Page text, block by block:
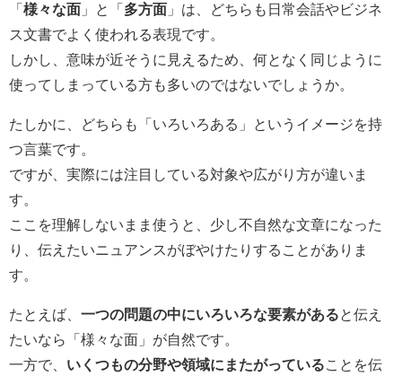
「様々な面 」と「多方面 」は、どちらも日常会話やビジネ
ス文書でよく使われる表現です。
しかし、意味が近そうに見えるため、何となく同じように
使ってしまっている方も多いのではないでしょうか。
たしかに、どちらも「いろいろある」というイメージを持
つ言葉です。
ですが、実際には注目している対象や広がり方が違いま
す。
ここを理解しないまま使うと、少し不自然な文章になった
り、伝えたいニュアンスがぼやけたりすることがありま
す。
たとえば、 一つの問題の中にいろいろな要素がある と伝え
たいなら「様々な面」が自然です。
一方で、 いくつもの分野や領域にまたがっている ことを伝